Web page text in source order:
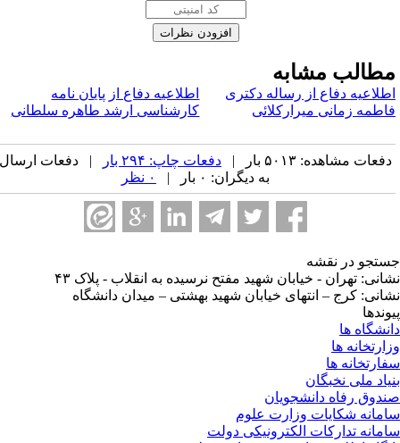
مشابه
دفاع از رساله دکتری
زمانی میرارکلائی
اطلاعیه دفاع از پایان نامه
کارشناسی ارشد طاهره سلطانی
دفعات مشاهده: ۵۰۱۳ بار | دفعات چاپ: ۲۹۴ بار
| دفعات ارسال
به دیگران: ۰ بار |
در نقشه
تهران - خیابان شهید مفتح نرسیده به انقلاب - پلاک ۴۳
کرج – انتهای خیابان شهید بهشتی – میدان دانشگاه
ها
ها
ها
ملی نخبگان
رفاه دانشجویان
شکایات وزارت علوم
تدارکات الکترونیکی دولت